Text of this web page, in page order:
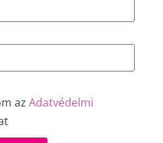
azAdatvédelmi